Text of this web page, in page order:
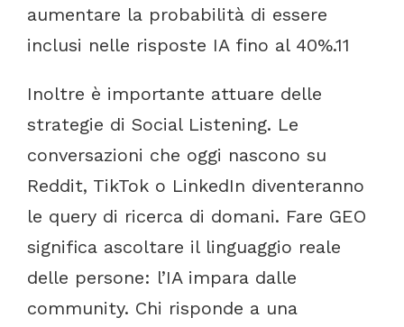
aumentare la probabilità di essere
inclusi nelle risposte IA fino al 40%.11
Inoltre è importante attuare delle
strategie di Social Listening. Le
conversazioni che oggi nascono su
Reddit, TikTok o LinkedIn diventeranno
le query di ricerca di domani. Fare GEO
significa ascoltare il linguaggio reale
delle persone: l’IA impara dalle
community. Chi risponde a una